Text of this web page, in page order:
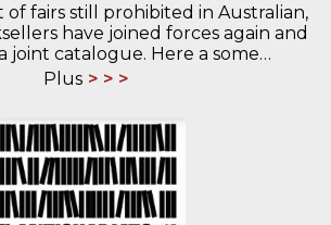
of fairs still prohibited in Australian,
have joined forces again and
joint catalogue. Here a some…
Plus